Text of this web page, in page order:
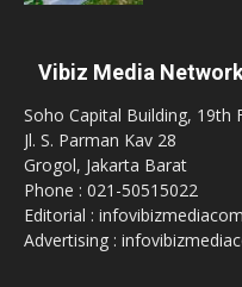
Vibiz Media
Soho Capital Building, 19th
Jl. S. Parman Kav 28
Grogol, Jakarta Barat
Phone : 021-50515022
Editorial :
Advertising :